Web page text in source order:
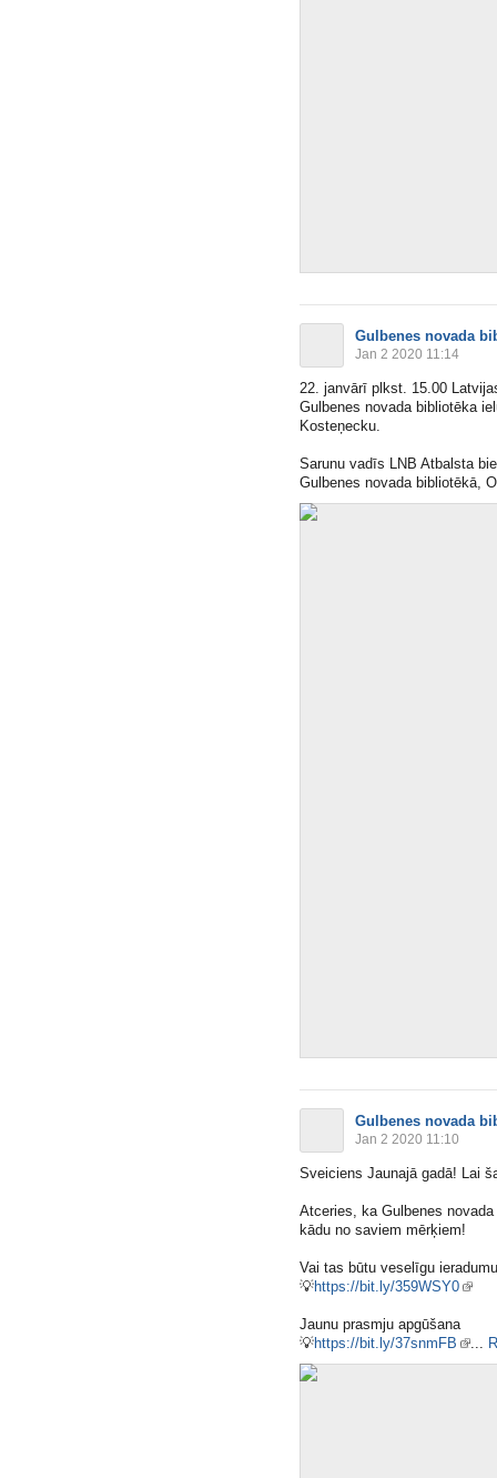
Gulbenes novada
Jan 2 2020 11:14
22. janvārī plkst. 15.00
Gulbenes novada bibliotēka
Kosteņecku.
Sarunu vadīs LNB Atbalsta
Gulbenes novada bibliotēkā,
Gulbenes novada
Jan 2 2020 11:10
Sveiciens Jaunajā gadā! Lai
Atceries, ka Gulbenes
kādu no saviem mērķiem!
Vai tas būtu veselīgu
💡https://bit.ly/359WSY0
Jaunu prasmju apgūšana
💡https://bit.ly/37snmFB